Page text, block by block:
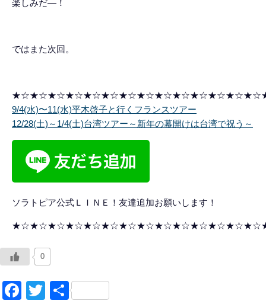
楽しみだ―！
ではまた次回。
9/4(水)〜11(水)平木啓子と行くフランスツアー
12/28(土)～1/4(土)台湾ツアー～新年の幕開けは台湾で祝う～
ソラトピア公式ＬＩＮＥ！友達追加お願いします！
0
Facebook
Twitter
共